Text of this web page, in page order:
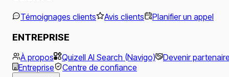
Témoignages clients Avis clients Planifier un appel
ENTREPRISE
À propos Quizell AI Search (Navigo)
Devenir
Entreprise
Centre de confiance